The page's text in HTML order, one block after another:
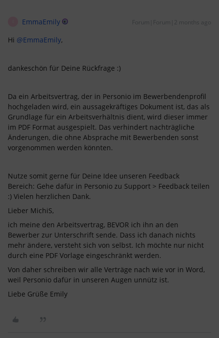
EmmaEmily Forum|Forum|2 months ago
Hi ​ @EmmaEmily,
dankeschön für Deine Rückfrage :)
Da ein Arbeitsvertrag, der in Personio im Bewerbendenprofil
hochgeladen wird, ein aussagekräftiges Dokument ist, das als
Grundlage für ein Arbeitsverhältnis dient, wird dieser immer
im PDF Format ausgespielt. Das verhindert nachträgliche
Änderungen, die ohne Absprache mit Bewerbenden sonst
vorgenommen werden könnten.
Nutze somit gerne für Deine Idee unseren Feedback
Bereich: Gehe dafür in Personio zu Support > Feedback teilen
:) Vielen herzlichen Dank.
Lieber MichiS,
ich meine den Arbeitsvertrag, BEVOR ich ihn an den
Bewerber zur Unterschrift sende. Dass ich danach nichts
mehr ändere, versteht sich von selbst. Ich möchte nur nicht
durch eine PDF Vorlage eingeschränkt werden.
Von daher schreiben wir alle Verträge nach wie vor in Word,
weil Personio dafür in unseren Augen unnütz ist.
Liebe Grüße Emily